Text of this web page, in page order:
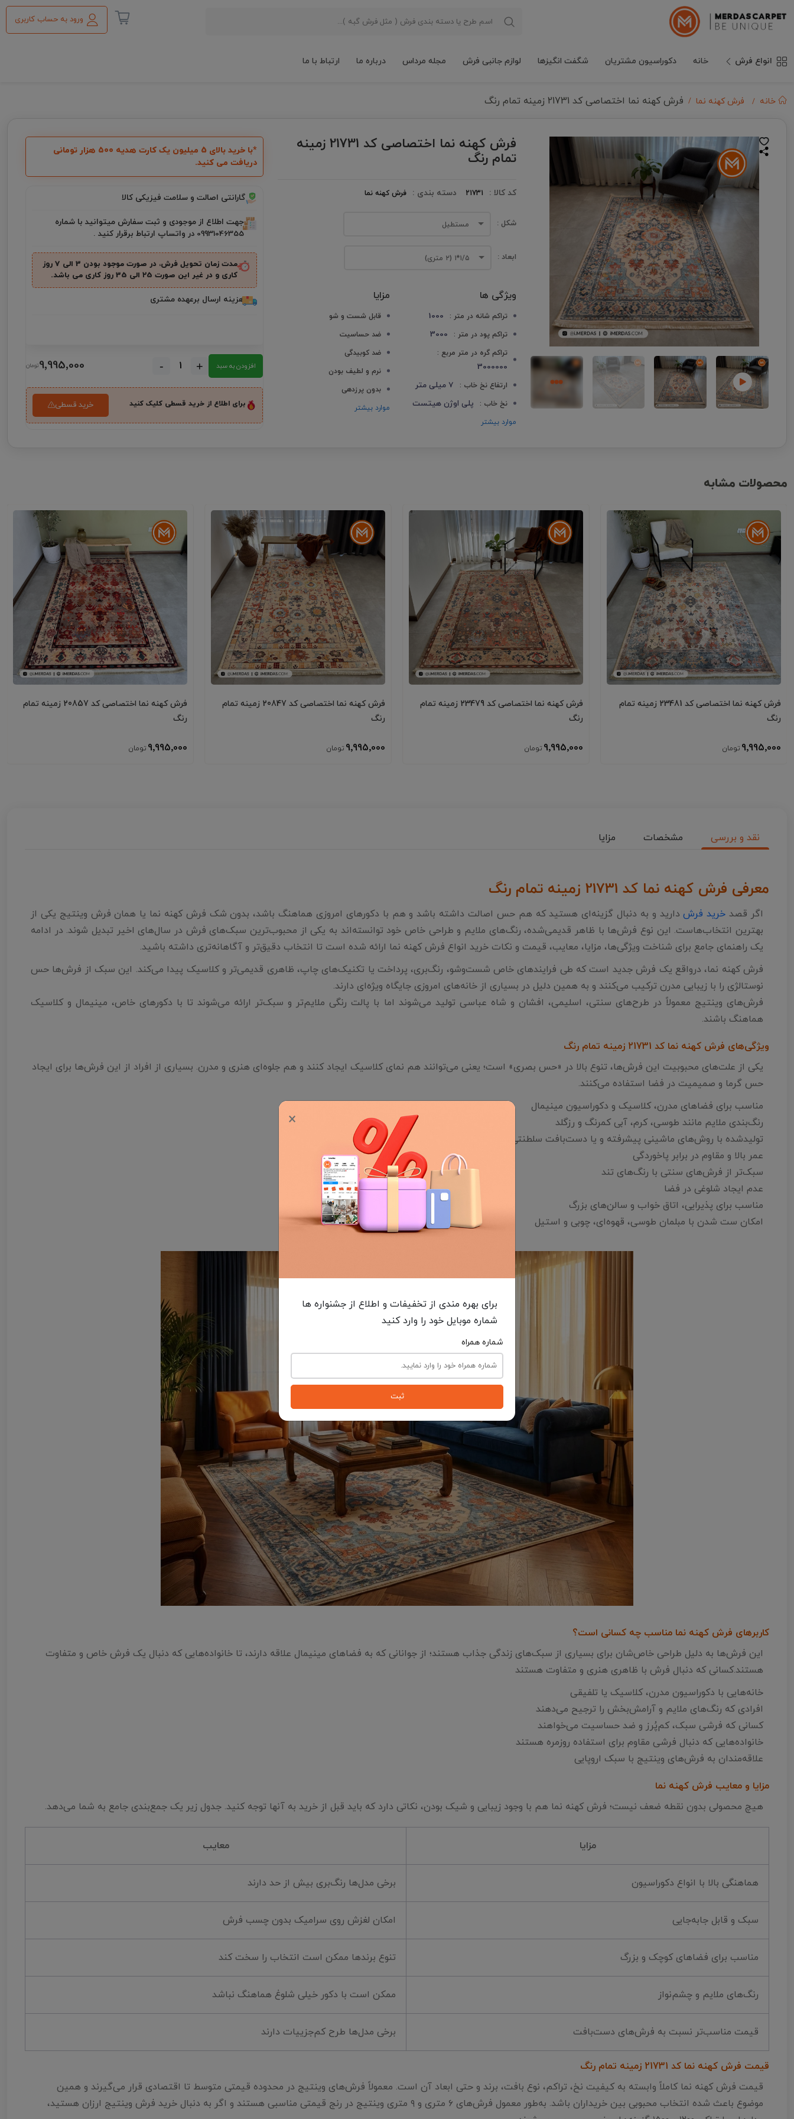
ورود به حساب کاربری
انواع فرش خانه دکوراسیون مشتریان شگفت انگیزها لوازم جانبی فرش مجله مرداس درباره ما ارتباط با ما
خانه فرش کهنه نما فرش کهنه نما اختصاصی کد 21731 زمینه تمام رنگ
فرش کهنه نما اختصاصی کد 21731 زمینه
تمام رنگ
کد کالا : 21731 دسته بندی : فرش کهنه نما
شکل : مستطیل
ابعاد : ۱/۵*۱ (۲ متری)
ویژگی ها
تراکم شانه در متر : 1000
تراکم پود در متر : 3000
تراکم گره در متر مربع :
3000000
ارتفاع نخ خاب : 7 میلی متر
نخ خاب : پلی اوژن هیتست
موارد بیشتر
مزایا
قابل شست و شو
ضد حساسیت
ضد کوبیدگی
نرم و لطیف بودن
بدون پرزدهی
موارد بیشتر
*با خرید بالای 5 میلیون یک کارت هدیه ۵۰۰ هزار تومانی
دریافت می کنید.
گارانتی اصالت و سلامت فیزیکی کالا
جهت اطلاع از موجودی و ثبت سفارش میتوانید با شماره
09931046355 در واتساپ ارتباط برقرار کنید .
مدت زمان تحویل فرش، در صورت موجود بودن 3 الی 7 روز
کاری و در غیر این صورت ۲5 الی 35 روز کاری می باشد.
هزینه ارسال برعهده مشتری
افزودن به سبد - + 9٬995٬000
برای اطلاع از خرید قسطی کلیک کنید خرید قسطی
محصولات مشابه
فرش کهنه نما اختصاصی کد 23481 زمینه تمام
رنگ
9٬995٬000
فرش کهنه نما اختصاصی کد 23479 زمینه تمام
رنگ
9٬995٬000
فرش کهنه نما اختصاصی کد 20847 زمینه تمام
رنگ
9٬995٬000
فرش کهنه نما اختصاصی کد 20857 زمینه تمام
رنگ
9٬995٬000
نقد و بررسی مشخصات مزایا
معرفی فرش کهنه نما کد 21731 زمینه تمام رنگ
اگر قصد خرید فرشدارید و به دنبال گزینه‌ای هستید که هم حس اصالت داشته باشد و هم با دکورهای امروزی هماهنگ باشد، بدون شک فرش کهنه نما یا همان فرش وینتیج یکی از
بهترین انتخاب‌هاست. این نوع فرش‌ها با ظاهر قدیمی‌شده، رنگ‌های ملایم و طراحی خاص خود توانسته‌اند به یکی از محبوب‌ترین سبک‌های فرش در سال‌های اخیر تبدیل شوند. در ادامه
یک راهنمای جامع برای شناخت ویژگی‌ها، مزایا، معایب، قیمت و نکات خرید انواع فرش کهنه‌ نما ارائه شده است تا انتخاب دقیق‌تر و آگاهانه‌تری داشته باشید.
فرش کهنه نما، درواقع یک فرش جدید است که طی فرایندهای خاص شست‌وشو، رنگ‌بری، پرداخت یا تکنیک‌های چاپ، ظاهری قدیمی‌تر و کلاسیک پیدا می‌کند. این سبک از فرش‌ها حس
نوستالژی را با زیبایی مدرن ترکیب می‌کنند و به همین دلیل در بسیاری از خانه‌های امروزی جایگاه ویژه‌ای دارند.
فرش‌های وینتیج معمولاً در طرح‌های سنتی، اسلیمی، افشان و شاه عباسی تولید می‌شوند اما با پالت رنگی ملایم‌تر و سبک‌تر ارائه می‌شوند تا با دکورهای خاص، مینیمال و کلاسیک
هماهنگ باشند.
ویژگی‌های فرش کهنه نما کد 21731 زمینه تمام رنگ
یکی از علت‌های محبوبیت این فرش‌ها، تنوع بالا در «حس بصری» است؛ یعنی می‌توانند هم نمای کلاسیک ایجاد کنند و هم جلوه‌ای هنری و مدرن. بسیاری از افراد از این فرش‌ها برای ایجاد
حس گرما و صمیمیت در فضا استفاده می‌کنند.
مناسب برای فضاهای مدرن، کلاسیک و دکوراسیون مینیمال
رنگ‌بندی ملایم مانند طوسی، کرم، آبی کمرنگ و رزگلد
تولیدشده با روش‌های ماشینی پیشرفته و یا دست‌بافت سلطنتی
عمر بالا و مقاوم در برابر پاخوردگی
سبک‌تر از فرش‌های سنتی با رنگ‌های تند
عدم ایجاد شلوغی در فضا
مناسب برای پذیرایی، اتاق خواب و سالن‌های بزرگ
امکان ست شدن با مبلمان طوسی، قهوه‌ای، چوبی و استیل
کاربرهای فرش کهنه نما مناسب چه کسانی است؟
این فرش‌ها به دلیل طراحی خاص‌شان برای بسیاری از سبک‌های زندگی جذاب هستند؛ از جوانانی که به فضاهای مینیمال علاقه دارند، تا خانواده‌هایی که دنبال یک فرش خاص و متفاوت
هستند.کسانی که دنبال فرش با ظاهری هنری و متفاوت هستند
خانه‌هایی با دکوراسیون مدرن، کلاسیک یا تلفیقی
افرادی که رنگ‌های ملایم و آرامش‌بخش را ترجیح می‌دهند
کسانی که فرشی سبک، کم‌پُرز و ضد حساسیت می‌خواهند
خانواده‌هایی که دنبال فرشی مقاوم برای استفاده روزمره هستند
علاقه‌مندان به فرش‌های وینتیج با سبک اروپایی
مزایا و معایب فرش کهنه نما
هیچ محصولی بدون نقطه ضعف نیست؛ فرش کهنه نما هم با وجود زیبایی و شیک بودن، نکاتی دارد که باید قبل از خرید به آنها توجه کنید. جدول زیر یک جمع‌بندی جامع به شما می‌دهد.
مزایا معایب
هماهنگی بالا با انواع دکوراسیون برخی مدل‌ها رنگ‌بری بیش از حد دارند
سبک و قابل جابه‌جایی امکان لغزش روی سرامیک بدون چسب فرش
مناسب برای فضاهای کوچک و بزرگ تنوع برندها ممکن است انتخاب را سخت کند
رنگ‌های ملایم و چشم‌نواز ممکن است با دکور خیلی شلوغ هماهنگ نباشد
قیمت مناسب‌تر نسبت به فرش‌های دست‌بافت برخی مدل‌ها طرح کم‌جزییات دارند
قیمت فرش کهنه نما کد 21731 زمینه تمام رنگ
قیمت فرش کهنه نما کاملاً وابسته به کیفیت نخ، تراکم، نوع بافت، برند و حتی ابعاد آن است. معمولاً فرش‌های وینتیج در محدوده قیمتی متوسط تا اقتصادی قرار می‌گیرند و همین
موضوع باعث شده انتخاب محبوبی بین خریداران باشد. به‌طور معمول فرش‌های ۶ متری و ۹ متری وینتیج در رنج قیمتی مناسبی هستند و اگر به دنبال خرید فرش وینتیج ارزان هستید،
×
برای بهره مندی از تخفیفات و اطلاع از جشنواره ها
شماره موبایل خود را وارد کنید
شماره همراه
ثبت